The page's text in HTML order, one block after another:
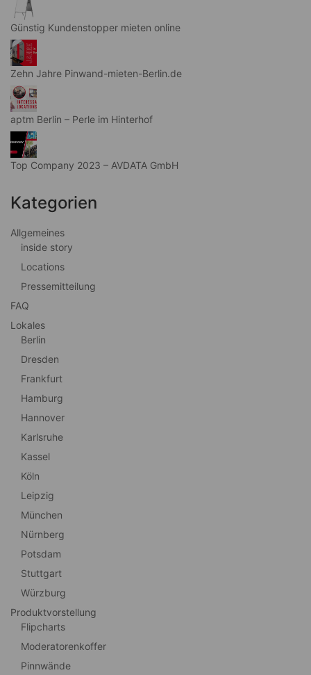
Günstig Kundenstopper mieten online
Zehn Jahre Pinwand-mieten-Berlin.de
aptm Berlin – Perle im Hinterhof
Top Company 2023 – AVDATA GmbH
Kategorien
Allgemeines
inside story
Locations
Pressemitteilung
FAQ
Lokales
Berlin
Dresden
Frankfurt
Hamburg
Hannover
Karlsruhe
Kassel
Köln
Leipzig
München
Nürnberg
Potsdam
Stuttgart
Würzburg
Produktvorstellung
Flipcharts
Moderatorenkoffer
Pinnwände